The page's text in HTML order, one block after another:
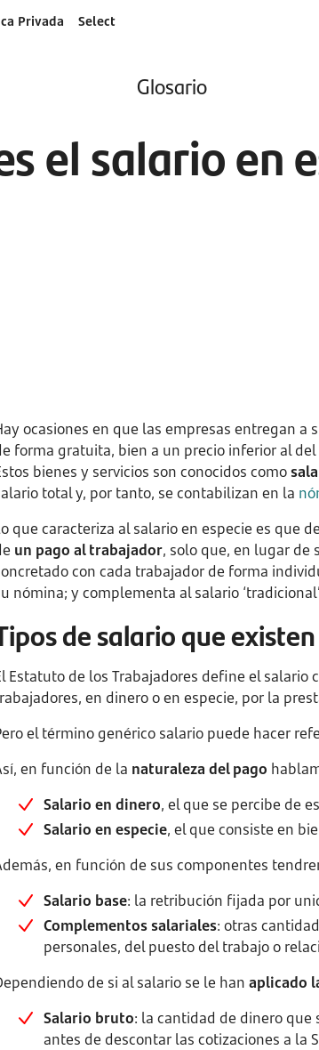
Privada Select
Glosario
el salario en
ocasiones en que las empresas entregan a
forma gratuita, bien a un precio inferior al
bienes y servicios son conocidos como
total y, por tanto, se contabilizan en la
que caracteriza al salario en especie es que
un pago al trabajador, solo que, en lugar de
con cada trabajador de forma
nómina; y complementa al salario
de salario que
Estatuto de los Trabajadores define el
en dinero o en especie, por la
el término genérico salario puede hacer
en función de la naturaleza del pago
Salario en dinero, el que se percibe de
Salario en especie, el que consiste en
en función de sus componentes
Salario base: la retribución fijada por
Complementos salariales: otras
personales, del puesto del trabajo o
de si al salario se le han aplicado
Salario bruto: la cantidad de dinero que
antes de descontar las cotizaciones a la